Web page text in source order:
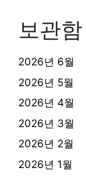
보관함
2026년 6월
2026년 5월
2026년 4월
2026년 3월
2026년 2월
2026년 1월